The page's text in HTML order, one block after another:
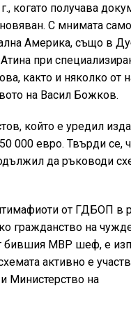
когато получава
С мнимата
Америка, също в
при
както и няколко от
на Васил Божков.
който е уредил
000 евро. Твърди се,
да ръководи
от ГДБОП в
гражданство на
бившия МВР шеф, е
активно е
Министерство на